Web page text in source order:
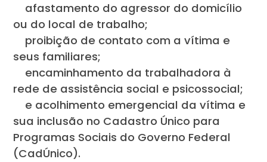
afastamento do agressor do domicílio
ou do local de trabalho;
proibição de contato com a vítima e
seus familiares;
encaminhamento da trabalhadora à
rede de assistência social e psicossocial;
e acolhimento emergencial da vítima e
sua inclusão no Cadastro Único para
Programas Sociais do Governo Federal
(CadÚnico).